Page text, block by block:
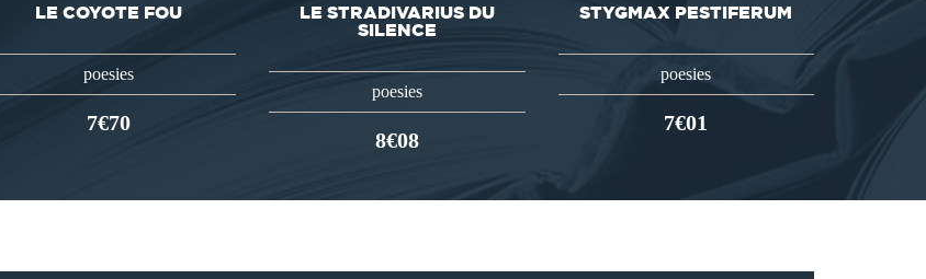
LE COYOTE FOU
poesies
7€70
LE STRADIVARIUS DU
SILENCE
poesies
8€08
STYGMAX PESTIFERUM
poesies
7€01